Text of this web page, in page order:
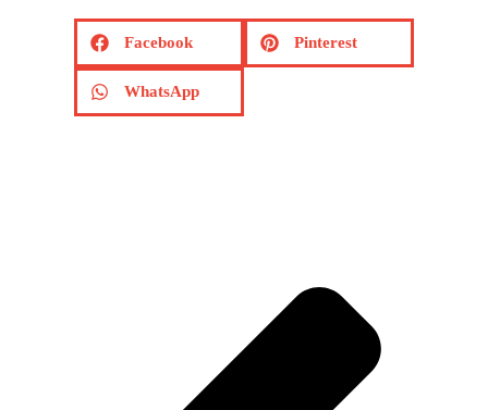
Facebook Pinterest
WhatsApp